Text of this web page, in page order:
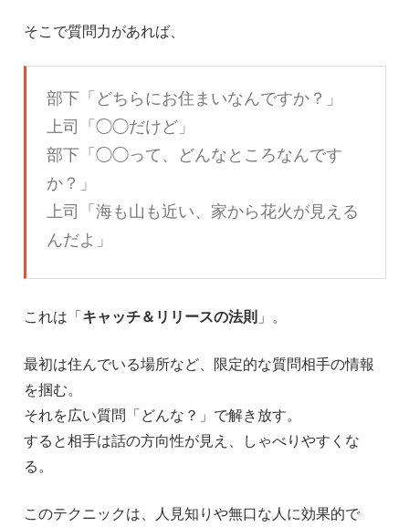
そこで質問力があれば、
部下「どちらにお住まいなんですか？」
上司「◯◯だけど」
部下「◯◯って、どんなところなんです
か？」
上司「海も山も近い、家から花火が見える
んだよ」
これは「キャッチ＆リリースの法則」。
最初は住んでいる場所など、限定的な質問相手の情報
を掴む。
それを広い質問「どんな？」で解き放す。
すると相手は話の方向性が見え、しゃべりやすくな
る。
このテクニックは、人見知りや無口な人に効果的で